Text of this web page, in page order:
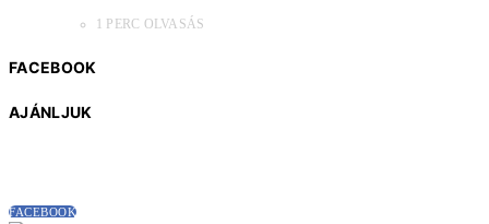
1 PERC OLVASÁS
FACEBOOK
AJÁNLJUK
FACEBOOK